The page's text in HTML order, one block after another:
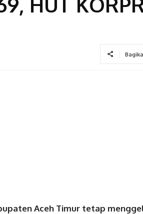
Aceh Timur tetap